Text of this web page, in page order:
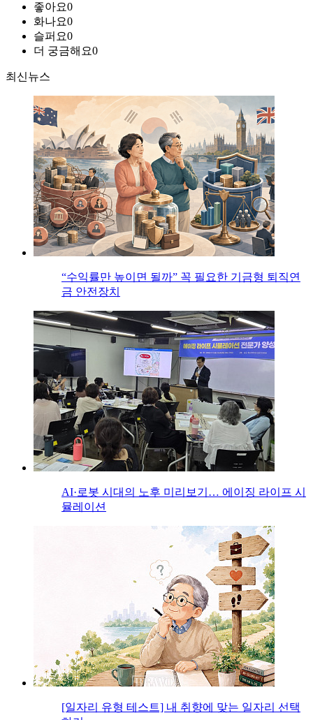
좋아요0
화나요0
슬퍼요0
더 궁금해요0
최신뉴스
“수익률만 높이면 될까” 꼭 필요한 기금형 퇴직연
금 안전장치
AI·로봇 시대의 노후 미리보기… 에이징 라이프 시
뮬레이션
[일자리 유형 테스트] 내 취향에 맞는 일자리 선택